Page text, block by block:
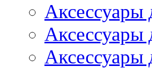
Аксессуары
Аксессуары